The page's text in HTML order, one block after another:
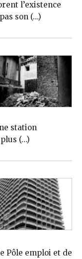
l’existence
son (…)
station
(…)
Pôle emploi et de